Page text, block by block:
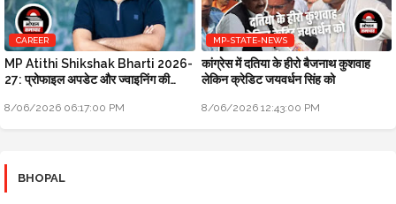
CAREER
MP Atithi Shikshak Bharti 2026-
27: प्रोफाइल अपडेट और ज्वाइनिंग की
8/06/2026 06:17:00 PM
MP-STATE-NEWS
कांग्रेस में दतिया के हीरो बैजनाथ कुशवाह
लेकिन क्रेडिट जयवर्धन सिंह को
8/06/2026 12:43:00 PM
BHOPAL